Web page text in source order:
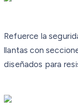
Refuerce la
llantas con
diseñados para